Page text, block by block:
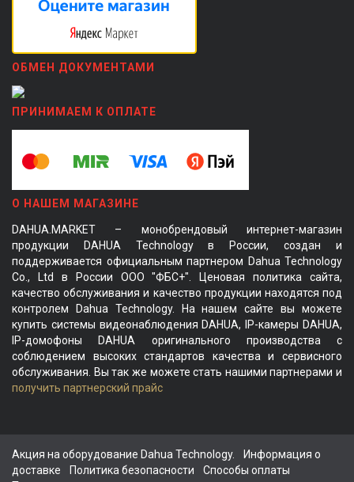
ОБМЕН ДОКУМЕНТАМИ
ПРИНИМАЕМ К ОПЛАТЕ
О НАШЕМ МАГАЗИНЕ
DAHUA.MARKET – монобрендовый интернет-магазин
продукции DAHUA Technology в России, создан и
поддерживается официальным партнером Dahua Technology
Co., Ltd в России ООО "ФБС+". Ценовая политика сайта,
качество обслуживания и качество продукции находятся под
контролем Dahua Technology. На нашем сайте вы можете
купить системы видеонаблюдения DAHUA, IP-камеры DAHUA,
IP-домофоны DAHUA оригинального производства с
соблюдением высоких стандартов качества и сервисного
обслуживания. Вы так же можете стать нашими партнерами и
получить партнерский прайс
Акция на оборудование Dahua Technology.
Информация о
доставке
Политика безопасности
Способы оплаты